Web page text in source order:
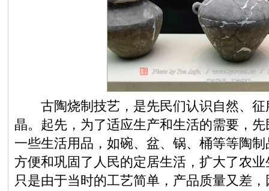
古陶烧制技艺，是先民们认识自然、征
晶。起先，为了适应生产和生活的需要，
一些生活用品，如碗、盆、锅、桶等等陶
方便和巩固了人民的定居生活，扩大了农
只是由于当时的工艺简单，产品质量又差